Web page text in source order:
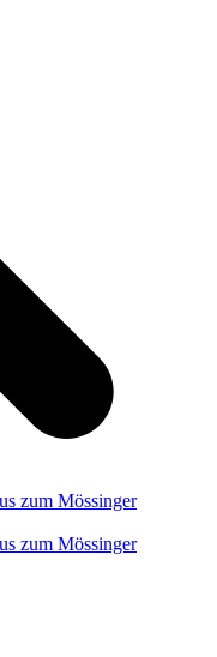
zum Mössinger
zum Mössinger